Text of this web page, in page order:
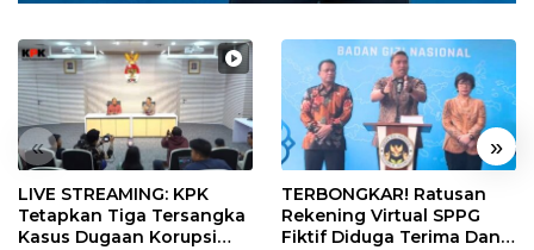
« »
LIVE STREAMING: KPK
Tetapkan Tiga Tersangka
Kasus Dugaan Korupsi
TERBONGKAR! Ratusan
Rekening Virtual SPPG
Fiktif Diduga Terima Dana